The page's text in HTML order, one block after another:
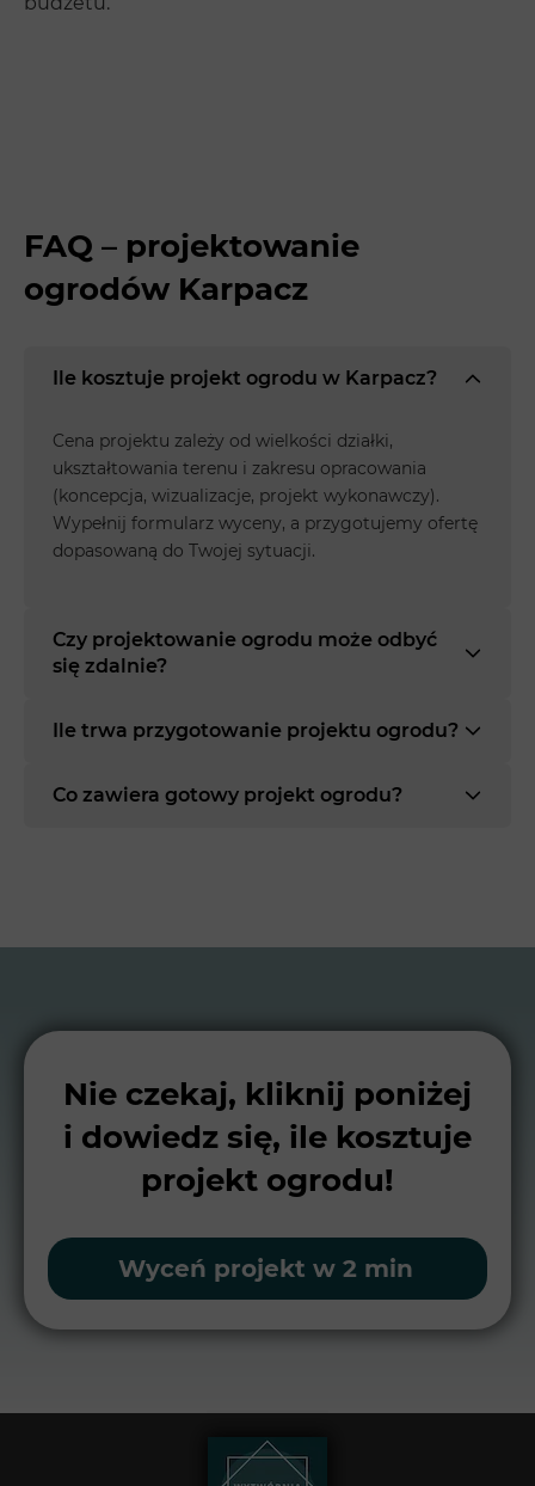
FAQ – projektowanie
ogrodów Karpacz
Ile kosztuje projekt ogrodu w Karpacz?
Cena projektu zależy od wielkości działki,
ukształtowania terenu i zakresu opracowania
(koncepcja, wizualizacje, projekt wykonawczy).
Wypełnij formularz wyceny, a przygotujemy ofertę
dopasowaną do Twojej sytuacji.
Czy projektowanie ogrodu może odbyć
się zdalnie?
Ile trwa przygotowanie projektu ogrodu?
Co zawiera gotowy projekt ogrodu?
Nie czekaj, kliknij poniżej
i dowiedz się, ile kosztuje
projekt ogrodu!
Wyceń projekt w 2 min